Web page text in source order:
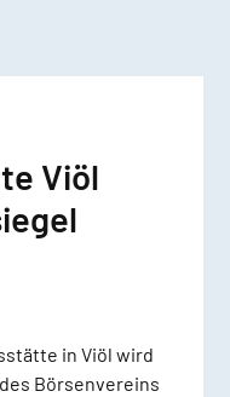
Viöl
in Viöl wird
Börsenvereins